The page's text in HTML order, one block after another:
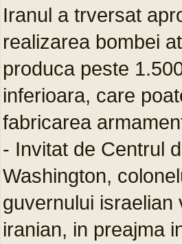
Iranul a trversat
realizarea bombei
produca peste
inferioara, care
fabricarea
- Invitat de Centrul
Washington,
guvernului israelian
iranian, in preajma